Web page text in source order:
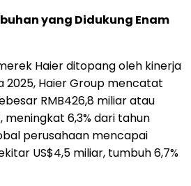
yang Didukung Enam
Haier ditopang oleh kinerja
2025, Haier Group mencatat
RMB426,8 miliar atau
meningkat 6,3% dari tahun
perusahaan mencapai
US$4,5 miliar, tumbuh 6,7%